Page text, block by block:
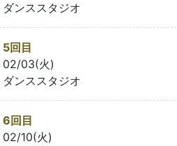
ダンススタジオ
5回目
02/03(火)
ダンススタジオ
6回目
02/10(火)